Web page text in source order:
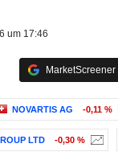
um 17:46
NOVARTIS AG -0,11 %
LTD -0,30 %